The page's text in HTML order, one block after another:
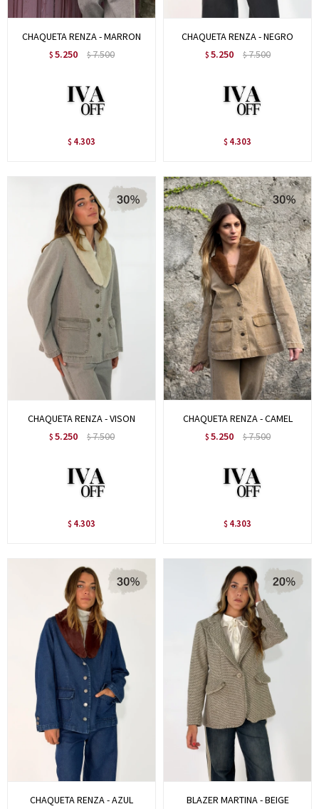
CHAQUETA RENZA - MARRON
$ 5.250 $7.500
$ 4.303
CHAQUETA RENZA - NEGRO
$ 5.250 $7.500
$ 4.303
CHAQUETA RENZA - VISON
$ 5.250 $7.500
$ 4.303
CHAQUETA RENZA - CAMEL
$ 5.250 $7.500
$ 4.303
CHAQUETA RENZA - AZUL BLAZER MARTINA - BEIGE